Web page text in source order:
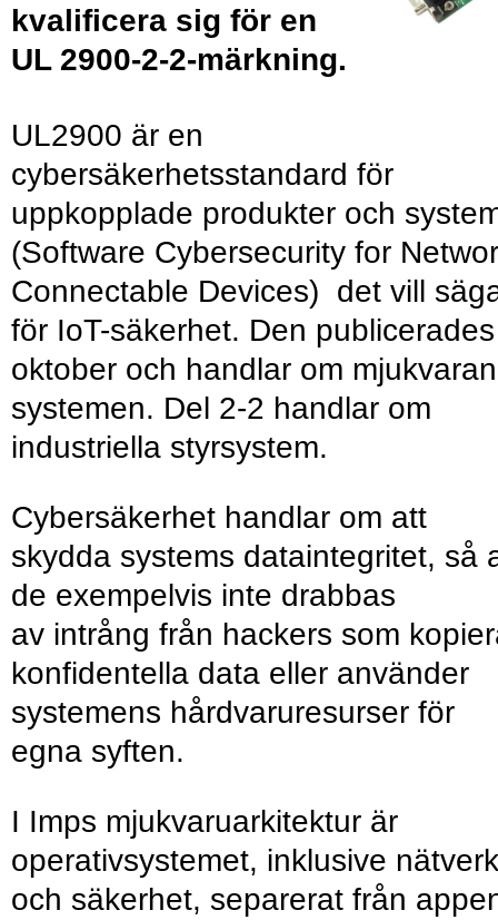
kvalificera sig för en
UL 2900-2-2-märkning.
UL2900 är en
cybersäkerhetsstandard för
uppkopplade produkter och
(Software Cybersecurity for
Connectable Devices) det vill
för IoT-säkerhet. Den
oktober och handlar om
systemen. Del 2-2 handlar om
industriella styrsystem.
Cybersäkerhet handlar om att
skydda systems dataintegritet, så
de exempelvis inte drabbas
av intrång från hackers som
konfidentella data eller använder
systemens hårdvaruresurser för
egna syften.
I Imps mjukvaruarkitektur är
operativsystemet, inklusive nätverk
och säkerhet, separerat från